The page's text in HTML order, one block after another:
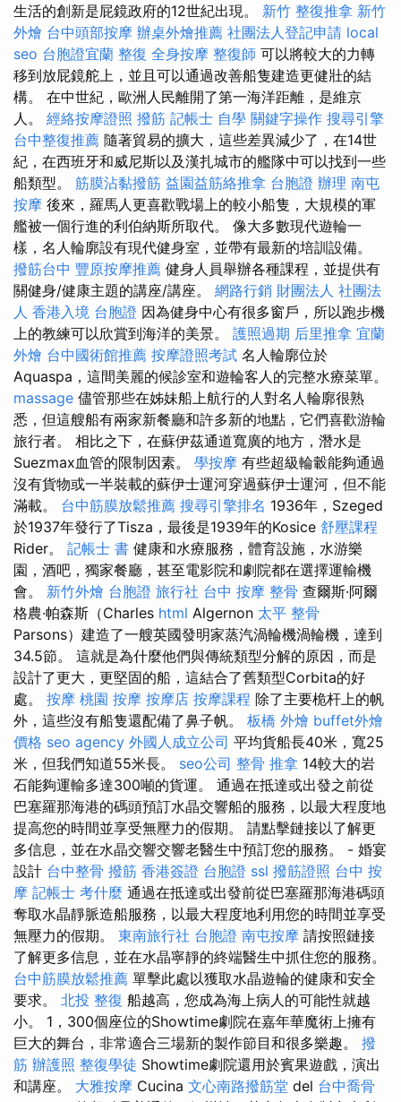
生活的創新是屁鏡政府的12世紀出現。 新竹 整復推拿 新竹
外燴 台中頭部按摩 辦桌外燴推薦 社團法人登記申請 local
seo 台胞證宜蘭 整復 全身按摩 整復師 可以將較大的力轉
移到放屁鏡舵上，並且可以通過改善船隻建造更健壯的結
構。 在中世紀，歐洲人民離開了第一海洋距離，是維京
人。 經絡按摩證照 撥筋 記帳士 自學 關鍵字操作 搜尋引擎
台中整復推薦 隨著貿易的擴大，這些差異減少了，在14世
紀，在西班牙和威尼斯以及漢扎城市的艦隊中可以找到一些
船類型。 筋膜沾黏撥筋 益園益筋絡推拿 台胞證 辦理 南屯
按摩 後來，羅馬人更喜歡戰場上的較小船隻，大規模的軍
艦被一個行進的利伯納斯所取代。 像大多數現代遊輪一
樣，名人輪廓設有現代健身室，並帶有最新的培訓設備。
撥筋台中 豐原按摩推薦 健身人員舉辦各種課程，並提供有
關健身/健康主題的講座/講座。 網路行銷 財團法人 社團法
人 香港入境 台胞證 因為健身中心有很多窗戶，所以跑步機
上的教練可以欣賞到海洋的美景。 護照過期 后里推拿 宜蘭
外燴 台中國術館推薦 按摩證照考試 名人輪廓位於
Aquaspa，這間美麗的候診室和遊輪客人的完整水療菜單。
massage 儘管那些在姊妹船上航行的人對名人輪廓很熟
悉，但這艘船有兩家新餐廳和許多新的地點，它們喜歡游輪
旅行者。 相比之下，在蘇伊茲通道寬廣的地方，潛水是
Suezmax血管的限制因素。 學按摩 有些超級輪轂能夠通過
沒有貨物或一半裝載的蘇伊士運河穿過蘇伊士運河，但不能
滿載。 台中筋膜放鬆推薦 搜尋引擎排名 1936年，Szeged
於1937年發行了Tisza，最後是1939年的Kosice 舒壓課程
Rider。 記帳士 書 健康和水療服務，體育設施，水游樂
園，酒吧，獨家餐廳，甚至電影院和劇院都在選擇運輸機
會。 新竹外燴 台胞證 旅行社 台中 按摩 整骨 查爾斯·阿爾
格農·帕森斯（Charles html Algernon 太平 整骨
Parsons）建造了一艘英國發明家蒸汽渦輪機渦輪機，達到
34.5節。 這就是為什麼他們與傳統類型分解的原因，而是
設計了更大，更堅固的船，這結合了舊類型Corbita的好
處。 按摩 桃園 按摩 按摩店 按摩課程 除了主要桅杆上的帆
外，這些沒有船隻還配備了鼻子帆。 板橋 外燴 buffet外燴
價格 seo agency 外國人成立公司 平均貨船長40米，寬25
米，但我們知道55米長。 seo公司 整骨 推拿 14較大的岩
石能夠運輸多達300噸的貨運。 通過在抵達或出發之前從
巴塞羅那海港的碼頭預訂水晶交響船的服務，以最大程度地
提高您的時間並享受無壓力的假期。 請點擊鏈接以了解更
多信息，並在水晶交響交響老醫生中預訂您的服務。 - 婚宴
設計 台中整骨 撥筋 香港簽證 台胞證 ssl 撥筋證照 台中 按
摩 記帳士 考什麼 通過在抵達或出發前從巴塞羅那海港碼頭
奪取水晶靜脈造船服務，以最大程度地利用您的時間並享受
無壓力的假期。 東南旅行社 台胞證 南屯按摩 請按照鏈接
了解更多信息，並在水晶寧靜的終端醫生中抓住您的服務。
台中筋膜放鬆推薦 單擊此處以獲取水晶遊輪的健康和安全
要求。 北投 整復 船越高，您成為海上病人的可能性就越
小。 1，300個座位的Showtime劇院在嘉年華魔術上擁有
巨大的舞台，非常適合三場新的製作節目和很多樂趣。 撥
筋 辦護照 整復學徒 Showtime劇院還用於賓果遊戲，演出
和講座。 大雅按摩 Cucina 文心南路撥筋堂 del 台中喬骨